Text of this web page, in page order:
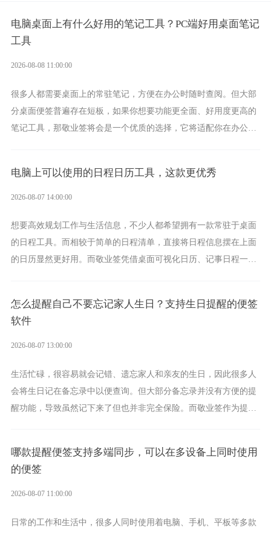
电脑桌面上有什么好用的笔记工具？PC端好用桌面笔记
工具
2026-08-08 11:00:00
很多人都需要桌面上的常驻笔记，方便在办公时随时查阅。但大部
分桌面便签普遍存在短板，如果你想要功能更全面、好用度更高的
笔记工具，那敬业签将会是一个优质的选择，它将适配你在办公、
电脑上可以使用的日程日历工具，这款更优秀
2026-08-07 14:00:00
想要高效规划工作与生活信息，不少人都希望拥有一款常驻于桌面
的日程工具。而相较于简单的日程清单，直接将日程信息摆在上面
的日历显然更好用。而敬业签凭借桌面可视化日历、记事日程一体
怎么提醒自己不要忘记家人生日？支持生日提醒的便签
软件
2026-08-07 13:00:00
生活忙碌，很容易就会记错、遗忘家人和亲友的生日，因此很多人
会将生日记在备忘录中以便查询。但大部分备忘录并没有方便的提
醒功能，导致虽然记下来了但也并非完全保险。而敬业签作为提醒
哪款提醒便签支持多端同步，可以在多设备上同时使用
的便签
2026-08-07 11:00:00
日常的工作和生活中，很多人同时使用着电脑、手机、平板等多款